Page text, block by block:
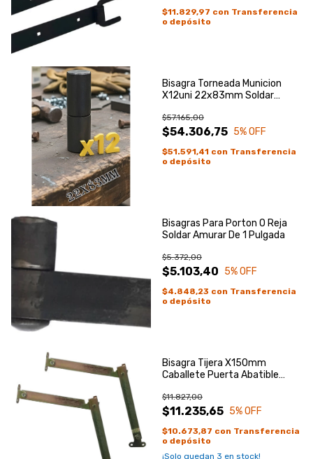
$11.829,97 con Transferencia
o depósito
Bisagra Torneada Municion
X12uni 22x83mm Soldar
$54.306,75
$57.165,00
5% OFF
$51.591,41 con Transferencia
o depósito
Bisagras Para Porton O Reja
Soldar Amurar De 1 Pulgada
$5.103,40
$5.372,00
5% OFF
$4.848,23 con Transferencia
o depósito
Bisagra Tijera X150mm
Caballete Puerta Abatible
$11.235,65
$11.827,00
5% OFF
$10.673,87 con Transferencia
o depósito
¡Solo quedan 3 en stock!